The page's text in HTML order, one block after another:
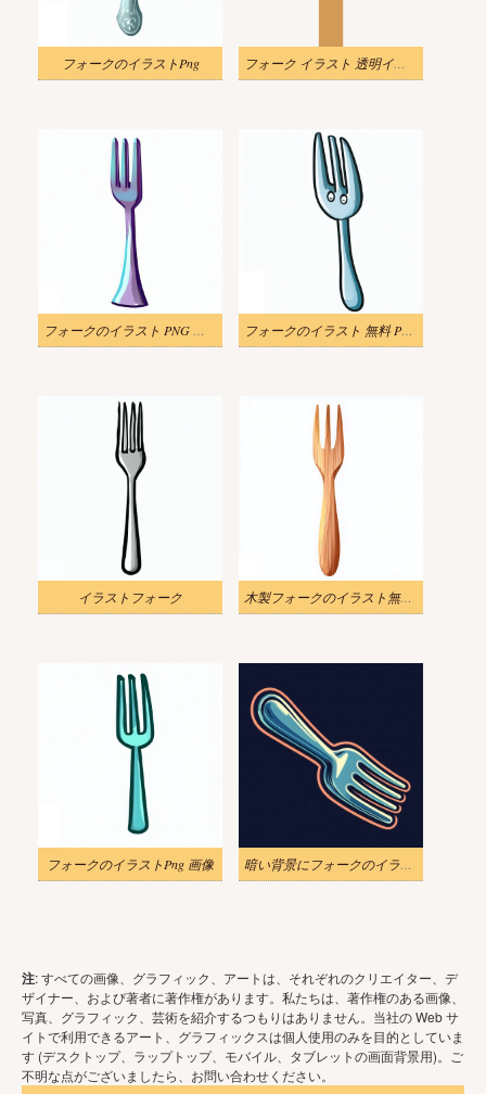
フォークのイラストPng フォーク イラスト 透明イメージ
フォークのイラスト PNG イメージ フォークのイラスト 無料 PNG 画像 2
イラストフォーク 木製フォークのイラスト無料画像
フォークのイラストPng 画像 暗い背景にフォークのイラスト
注: すべての画像、グラフィック、アートは、それぞれのクリエイター、デ
ザイナー、および著者に著作権があります。私たちは、著作権のある画像、
写真、グラフィック、芸術を紹介するつもりはありません。当社の Web サ
イトで利用できるアート、グラフィックスは個人使用のみを目的としていま
す (デスクトップ、ラップトップ、モバイル、タブレットの画面背景用)。ご
不明な点がございましたら、お問い合わせください。